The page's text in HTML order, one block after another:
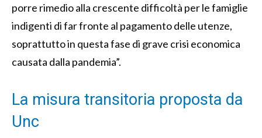
porre rimedio alla crescente difficoltà per le famiglie
indigenti di far fronte al pagamento delle utenze,
soprattutto in questa fase di grave crisi economica
causata dalla pandemia”.
La misura transitoria proposta da
Unc